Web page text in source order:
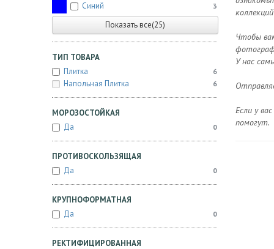
Синий 3
Показать все(25)
ТИП ТОВАРА
Плитка
6
Напольная Плитка 6
МОРОЗОСТОЙКАЯ
Да
0
ПРОТИВОСКОЛЬЗЯЩАЯ
Да
0
КРУПНОФОРМАТНАЯ
Да
0
РЕКТИФИЦИРОВАННАЯ
Чтобы
У нас
Если у
помогут.